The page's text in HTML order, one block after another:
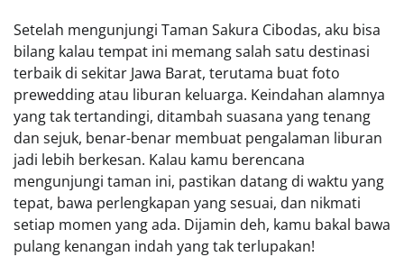
Setelah mengunjungi Taman Sakura Cibodas, aku bisa
bilang kalau tempat ini memang salah satu destinasi
terbaik di sekitar Jawa Barat, terutama buat foto
prewedding atau liburan keluarga. Keindahan alamnya
yang tak tertandingi, ditambah suasana yang tenang
dan sejuk, benar-benar membuat pengalaman liburan
jadi lebih berkesan. Kalau kamu berencana
mengunjungi taman ini, pastikan datang di waktu yang
tepat, bawa perlengkapan yang sesuai, dan nikmati
setiap momen yang ada. Dijamin deh, kamu bakal bawa
pulang kenangan indah yang tak terlupakan!